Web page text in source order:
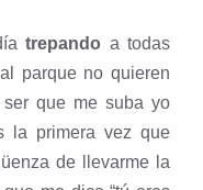
trepando a todas
parque no quieren
que me suba yo
la primera vez que
de llevarme la